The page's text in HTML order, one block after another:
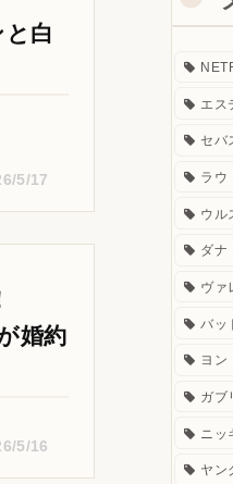
白
5/17
婚約
5/16
エス
セバ
ラウ
ウル
ダナ
ヴァ
バッ
ヨン
ガブ
ニッ
ヤン